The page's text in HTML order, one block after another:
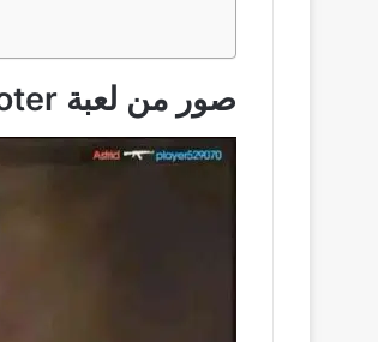
صور من لعبة FPS Online Strike – Multiplayer PVP Shooter‏